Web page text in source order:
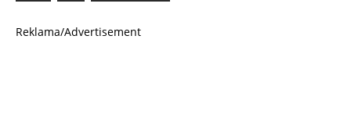
Reklama/Advertisement